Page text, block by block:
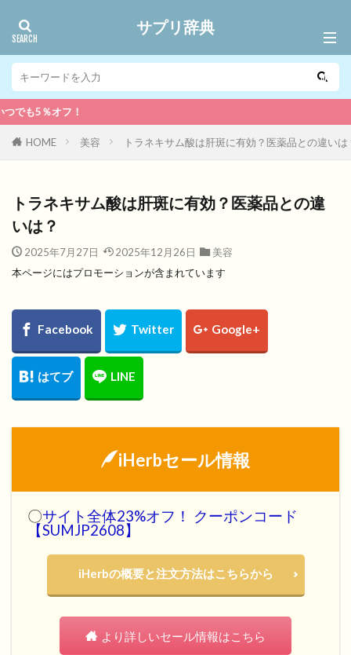
サプリ辞典
HOME 美容 トラネキサム酸は肝斑に有効？医薬品との違いは
トラネキサム酸は肝斑に有効？医薬品との違
いは？
2025年7月27日 2025年12月26日
美容
本ページにはプロモーションが含まれています
iHerbセール情報
〇サイト全体23%オフ！ クーポンコード
【SUMJP2608】
iHerbの概要と注文方法はこちらから
より詳しいセール情報はこちら